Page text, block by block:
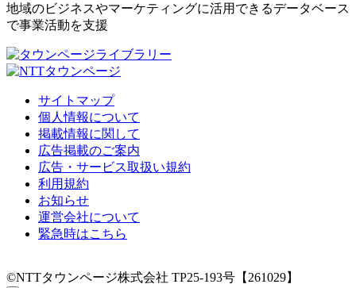
地域のビジネスやマーケティングに活用できるデータベース
で事業活動を支援
サイトマップ
個人情報について
掲載情報に関して
広告掲載のご案内
広告・サービス取扱い規約
利用規約
お知らせ
運営会社について
緊急時はこちら
©NTTタウンページ株式会社 TP25-193号【261029】